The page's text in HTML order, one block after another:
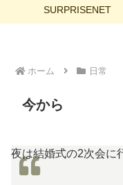
SURPRISENET
ホーム 日常
今から
夜は結婚式の2次会に